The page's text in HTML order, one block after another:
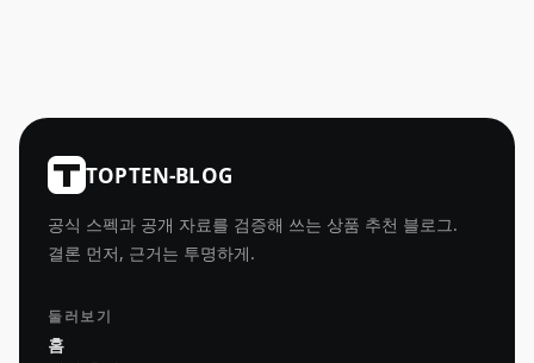
TOPTEN-BLOG
공식 스펙과 공개 자료를 검증해 쓰는 상품 추천 블로그.
결론 먼저, 근거는 투명하게.
둘러보기
홈